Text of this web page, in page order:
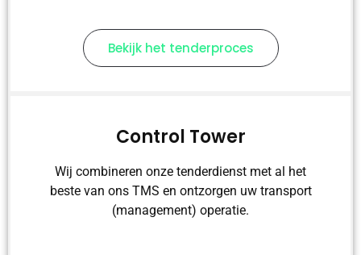
Bekijk het tenderproces
Control Tower
Wij combineren onze tenderdienst met al het
beste van ons TMS en ontzorgen uw transport
(management) operatie.